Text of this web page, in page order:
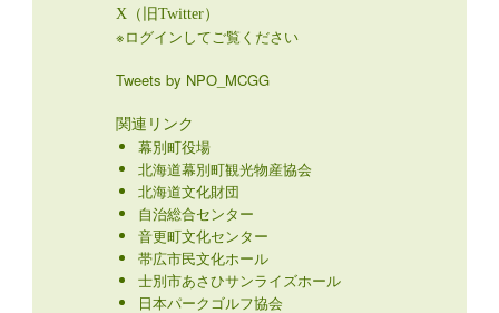
北海道幕別町観光物産協会
北海道文化財団
音更町文化センター
士別市あさひサンライズホール
日本パークゴルフ協会
JA北海道中央会
十勝毎日新聞社
北海道新聞社
FM JAGA
FM WING
道民カレッジ